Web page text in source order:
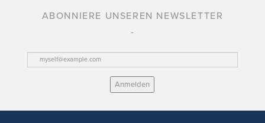
ABONNIERE UNSEREN NEWSLETTER
Anmelden